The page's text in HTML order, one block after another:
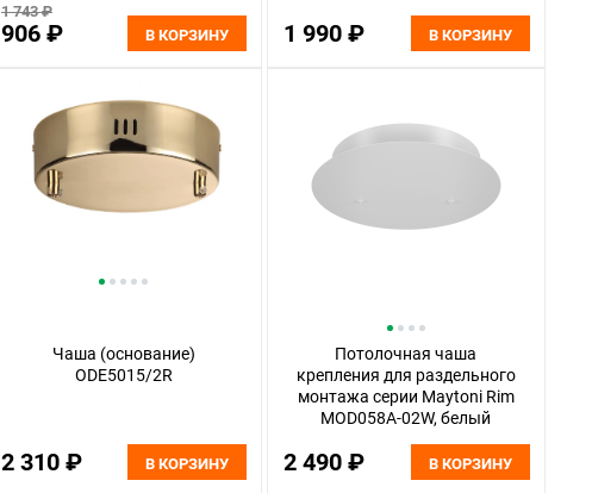
1 743 ₽
906 ₽ В КОРЗИНУ 1 990 ₽ В КОРЗИНУ
Чаша (основание)
ODE5015/2R
2 310 ₽ В КОРЗИНУ
Потолочная чаша
крепления для раздельного
монтажа серии Maytoni Rim
MOD058A-02W, белый
2 490 ₽ В КОРЗИНУ